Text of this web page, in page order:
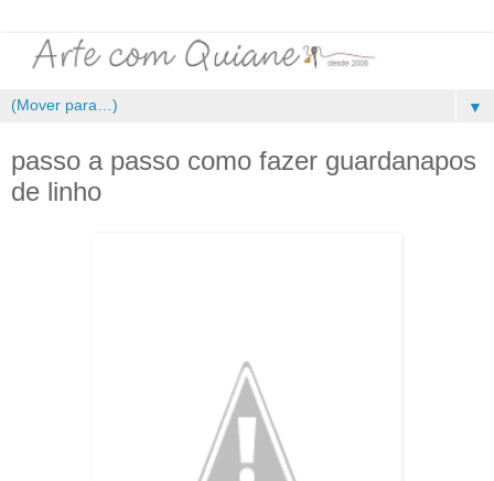
▼
passo a passo como fazer guardanapos
de linho